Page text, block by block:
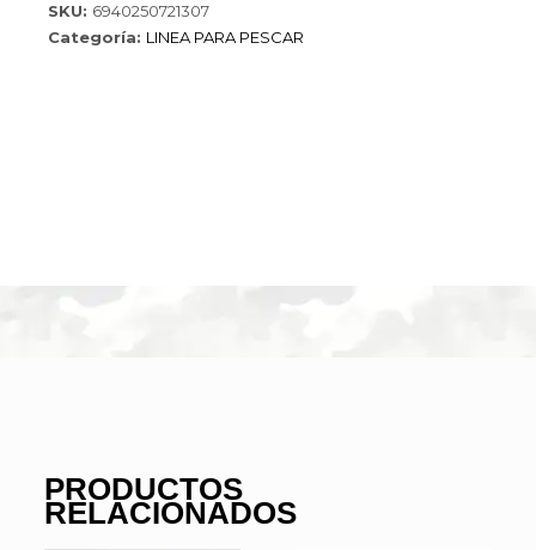
BZG-
9029-
SKU: 6940250721307
Categoría: LINEA PARA PESCAR
PRODUCTOS
RELACIONADOS